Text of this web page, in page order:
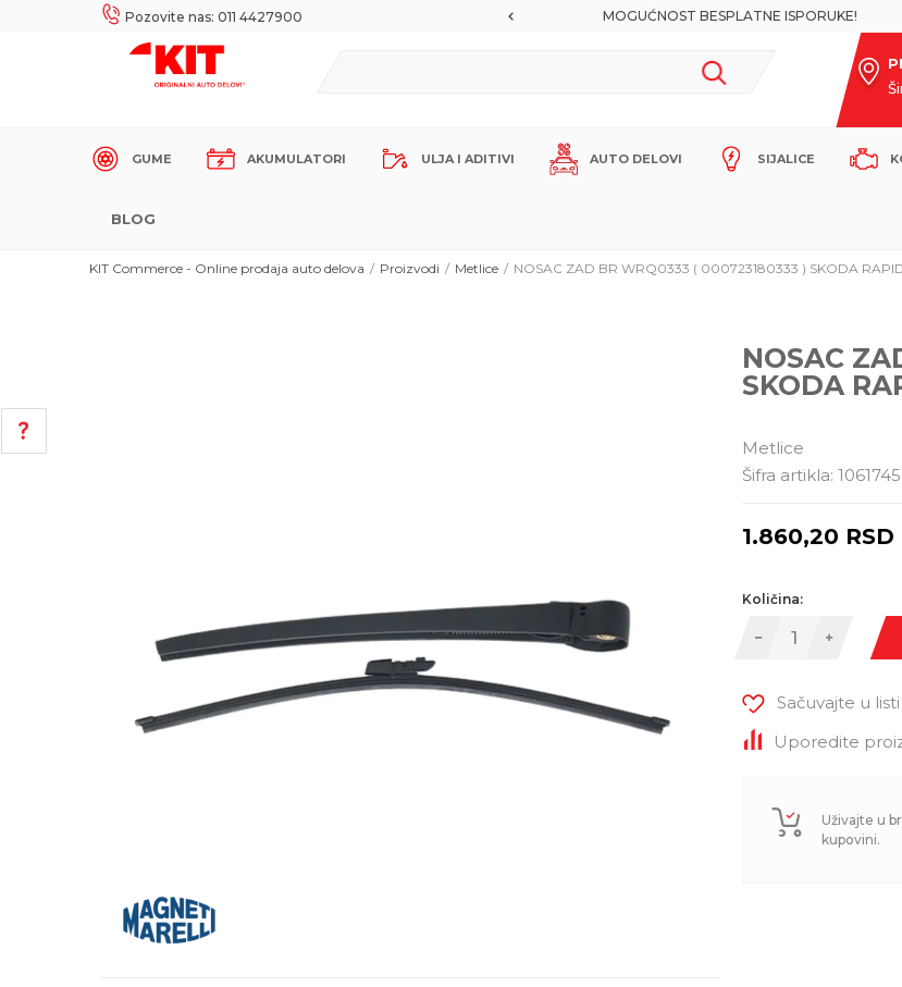
Pozovite nas: 011 4427900
SIGURNO PLAĆANJE PLATNIM KARTICAMA! MOGUĆNOST BESPLATNE ISPORUKE!
GUME AKUMULATORI ULJA I ADITIVI AUTO DELOVI SIJALICE
BLOG
KIT Commerce - Online prodaja auto delova Proizvodi Metlice NOSAC ZAD BR WRQ0333 ( 000723180333 ) SKODA
NOSAC
SKODA
Metlice
Šifra artikla: 1061745
1.860,20 RSD
Količina:
Sačuvajte u
Uporedite
Uživajte u
kupovini.
Radnim danom: 08-16h
Subotom: 08-14h
Pišite nam
office@kitcommerce.rs